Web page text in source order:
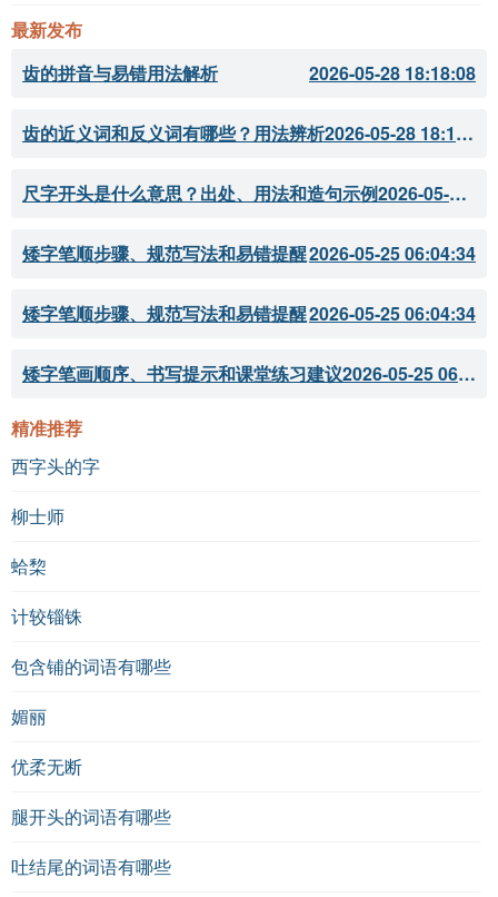
最新发布
齿的拼音与易错用法解析
2026-05-28 18:18:08
齿的近义词和反义词有哪些？用法辨析 2026-05-28 18:18:07
尺字开头是什么意思？出处、用法和造句示例 2026-05-28 18:18:05
矮字笔顺步骤、规范写法和易错提醒2026-05-25 06:04:34
矮字笔顺步骤、规范写法和易错提醒2026-05-25 06:04:34
矮字笔画顺序、书写提示和课堂练习建议 2026-05-25 06:04:33
精准推荐
西字头的字
柳士师
蛤棃
计较锱铢
包含铺的词语有哪些
媚丽
优柔无断
腿开头的词语有哪些
吐结尾的词语有哪些